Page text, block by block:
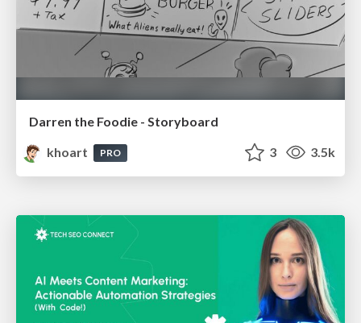
Darren the Foodie - Storyboard
khoart
PRO 3 3.5k